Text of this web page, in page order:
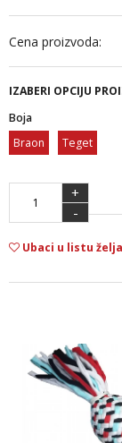
Cena proizvoda:
IZABERI OPCIJU
Boja
Braon
Teget
+
-
Ubaci u listu želja